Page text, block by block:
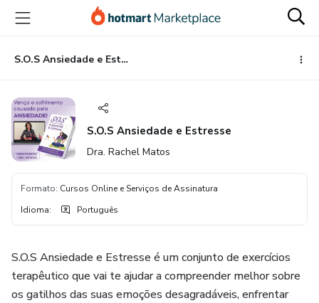
para
conteúdo
principal
para
pagamento
para
rodapé
S.O.S Ansiedade e Estresse
S.O.S Ansiedade e Estresse
Dra. Rachel Matos
Formato: Cursos Online e Serviços de Assinatura
Idioma: Português
S.O.S Ansiedade e Estresse é um conjunto de exercícios
terapêutico que vai te ajudar a compreender melhor sobre
os gatilhos das suas emoções desagradáveis, enfrentar